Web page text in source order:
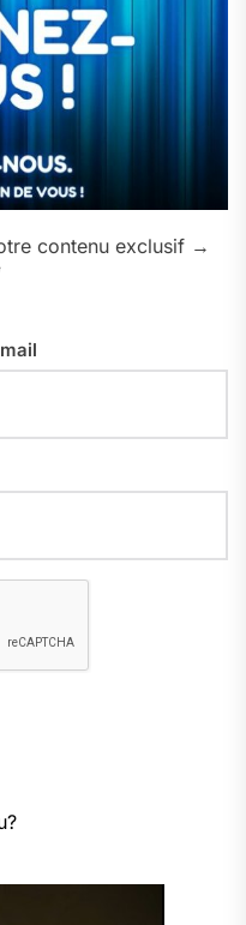
contenu exclusif →